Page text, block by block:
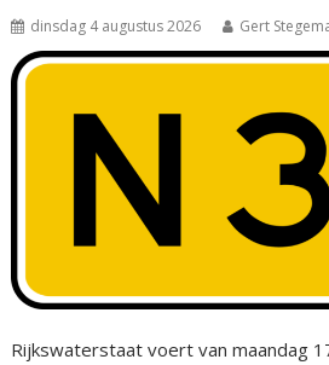
dinsdag 4 augustus 2026 Gert
Rijkswaterstaat voert van maandag